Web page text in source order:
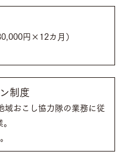
円×12カ月）
制度
域おこし協力隊の業務に従